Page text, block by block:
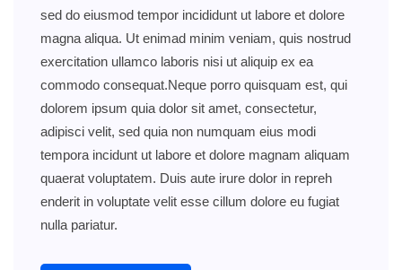
sed do eiusmod tempor incididunt ut labore et dolore
magna aliqua. Ut enimad minim veniam, quis nostrud
exercitation ullamco laboris nisi ut aliquip ex ea
commodo consequat.Neque porro quisquam est, qui
dolorem ipsum quia dolor sit amet, consectetur,
adipisci velit, sed quia non numquam eius modi
tempora incidunt ut labore et dolore magnam aliquam
quaerat voluptatem. Duis aute irure dolor in repreh
enderit in voluptate velit esse cillum dolore eu fugiat
nulla pariatur.